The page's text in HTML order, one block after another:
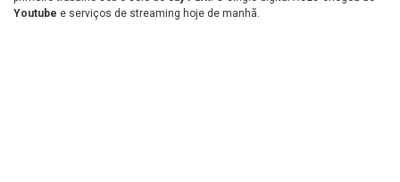
Youtube e serviços de streaming hoje de manhã.